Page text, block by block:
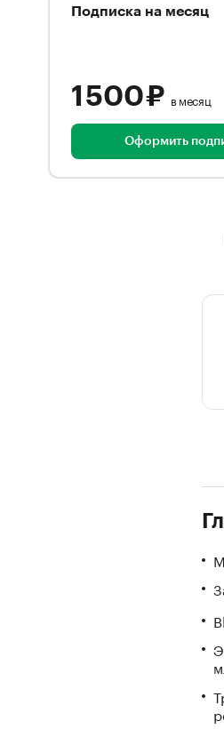
Подписка на месяц
1 500 ₽ в месяц
Оформить